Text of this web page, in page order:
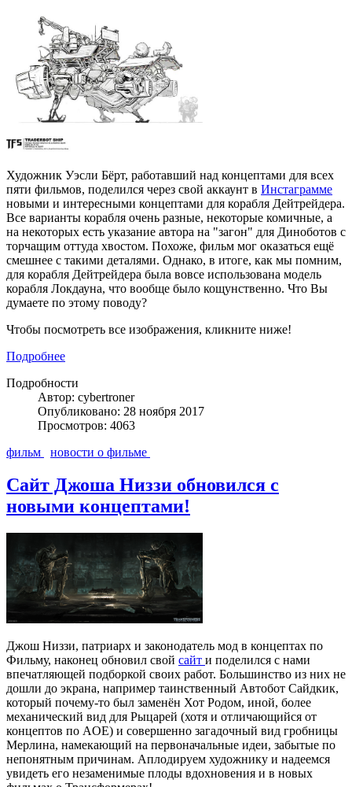
Художник Уэсли Бёрт, работавший над концептами для всех
пяти фильмов, поделился через свой аккаунт в Инстаграмме
новыми и интересными концептами для корабля Дейтрейдера.
Все варианты корабля очень разные, некоторые комичные, а
на некоторых есть указание автора на "загон" для Диноботов с
торчащим оттуда хвостом. Похоже, фильм мог оказаться ещё
смешнее с такими деталями. Однако, в итоге, как мы помним,
для корабля Дейтрейдера была вовсе использована модель
корабля Локдауна, что вообще было кощунственно. Что Вы
думаете по этому поводу?
Чтобы посмотреть все изображения, кликните ниже!
Подробнее
Подробности
Автор: cybertroner
Опубликовано: 28 ноября 2017
Просмотров: 4063
фильм
новости о фильме
Сайт Джоша Низзи обновился с
новыми концептами!
Джош Низзи, патриарх и законодатель мод в концептах по
Фильму, наконец обновил свой сайт и поделился с нами
впечатляющей подборкой своих работ. Большинство из них не
дошли до экрана, например таинственный Автобот Сайдкик,
который почему-то был заменён Хот Родом, иной, более
механический вид для Рыцарей (хотя и отличающийся от
концептов по AOE) и совершенно загадочный вид гробницы
Мерлина, намекающий на первоначальные идеи, забытые по
непонятным причинам. Аплодируем художнику и надеемся
увидеть его незаменимые плоды вдохновения и в новых